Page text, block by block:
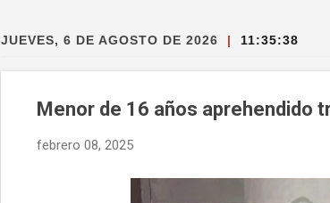
JUEVES, 6 DE AGOSTO DE 2026 | 11:35:39
Menor de 16 años aprehendido
febrero 08, 2025